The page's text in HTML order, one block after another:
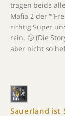
tragen beide
Mafia 2 der
richtig Super
rein. 🙁 (Die
aber nicht so
Sauerland ist